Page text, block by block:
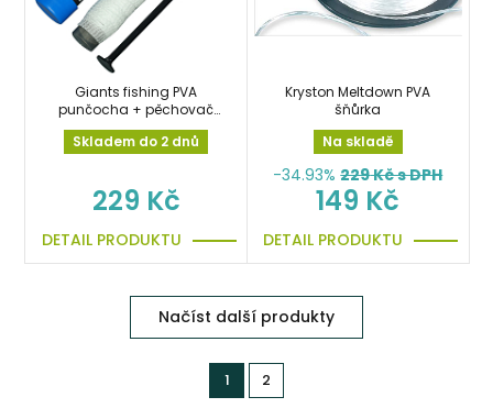
Giants fishing PVA
punčocha + pěchovač
System Micromesh
35mm/8m
Skladem do 2 dnů
229 Kč
DETAIL PRODUKTU
Kryston Meltdown PVA
šňůrka
Na skladě
-34.93% 229Kč s DPH
149 Kč
DETAIL PRODUKTU
Načíst další produkty
1 2